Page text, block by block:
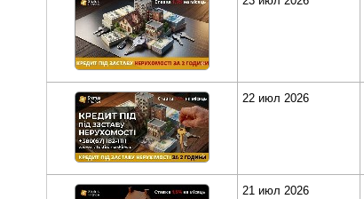
22 июл 2026
21 июл 2026